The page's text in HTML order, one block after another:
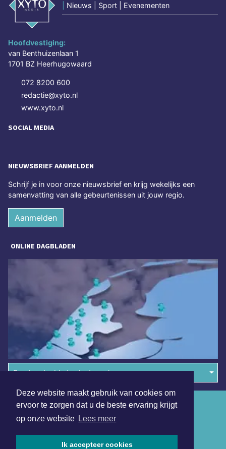
Deze website maakt gebruik van cookies om
ervoor te zorgen dat u de beste ervaring krijgt
op onze website Lees meer
Ik accepteer cookies
Nieuws | Sport | Evenementen
Hoofdvestiging:
van Benthuizenlaan 1
1701 BZ Heerhugowaard
072 8200 600
redactie@xyto.nl
www.xyto.nl
SOCIAL MEDIA
NIEUWSBRIEF AANMELDEN
Schrijf je in voor onze nieuwsbrief en krijg wekelijks een
samenvatting van alle gebeurtenissen uit jouw regio.
Aanmelden
ONLINE DAGBLADEN
Overige dagbladen in de regio
Algemene voorwaarden
Disclaimer